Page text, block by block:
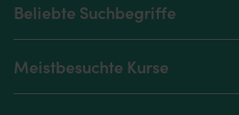
Beliebte Suchbegriffe
Meistbesuchte Kurse